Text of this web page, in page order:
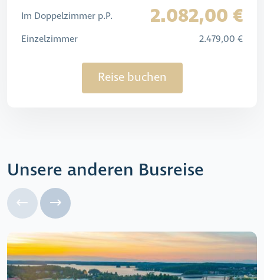
Im Doppelzimmer p.P. 2.082,00 €
Einzelzimmer 2.479,00 €
Reise buchen
Unsere anderen Busreise